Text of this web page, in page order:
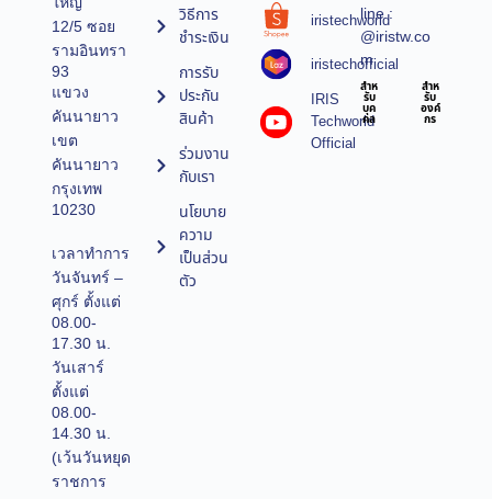
12/5 ซอย
รามอินทรา
93
แขวง
คันนายาว
เขต
คันนายาว
กรุงเทพ
10230
เวลาทำการ
วันจันทร์ –
ศุกร์ ตั้งแต่
08.00-
17.30 น.
วันเสาร์
ตั้งแต่
08.00-
14.30 น.
(เว้นวันหยุด
ราชการ
วิธีการ
ชำระเงิน
การรับ
ประกัน
สินค้า
ร่วมงาน
กับเรา
นโยบาย
ความ
เป็นส่วน
ตัว
iristechworld
iristechofficial
IRIS
Techworld
Official
line :
@iristw.co
m
สำห
รับ
บุค
คล
สำห
รับ
องค์
กร